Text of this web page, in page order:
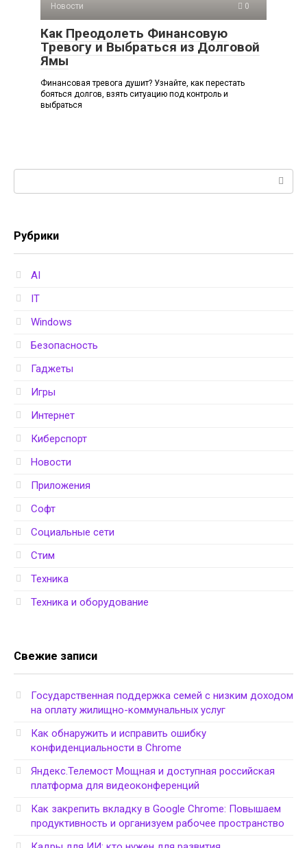
Новости 0
Как Преодолеть Финансовую
Тревогу и Выбраться из Долговой
Ямы
Финансовая тревога душит? Узнайте, как перестать
бояться долгов, взять ситуацию под контроль и
выбраться
Рубрики
AI
IT
Windows
Безопасность
Гаджеты
Игры
Интернет
Киберспорт
Новости
Приложения
Софт
Социальные сети
Стим
Техника
Техника и оборудование
Свежие записи
Государственная поддержка семей с низким доходом
на оплату жилищно-коммунальных услуг
Как обнаружить и исправить ошибку
конфиденциальности в Chrome
Яндекс.Телемост Мощная и доступная российская
платформа для видеоконференций
Как закрепить вкладку в Google Chrome: Повышаем
продуктивность и организуем рабочее пространство